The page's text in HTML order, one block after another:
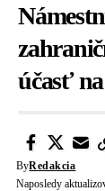
účasť
Naposledy
ByRedakcia